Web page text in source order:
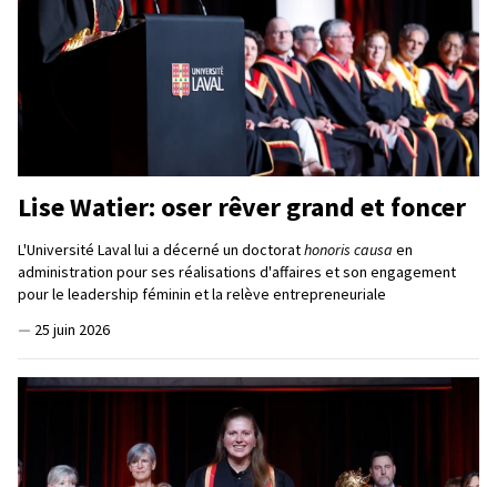
Lise Watier: oser rêver grand et foncer
L'Université Laval lui a décerné un doctorathonoris causa en
administration pour ses réalisations d'affaires et son engagement
pour le leadership féminin et la relève entrepreneuriale
— 25 juin 2026